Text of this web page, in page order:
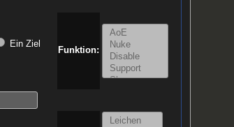
Ein Ziel
Funktion: